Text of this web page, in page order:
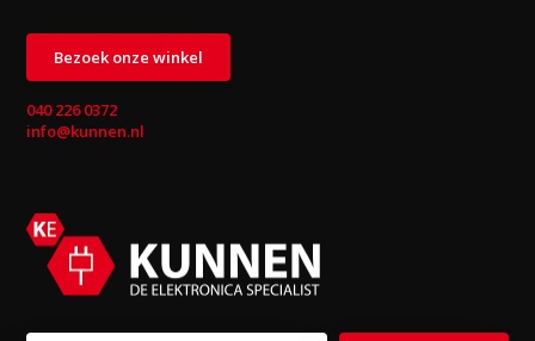
Bezoek onze winkel
040 226 0372
info@kunnen.nl